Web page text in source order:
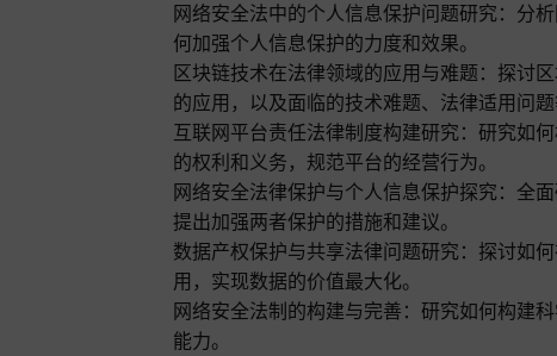
网络安全法中的个人信息保护问题研究：分
何加强个人信息保护的力度和效果。
区块链技术在法律领域的应用与难题：探讨
的应用，以及面临的技术难题、法律适用问题
互联网平台责任法律制度构建研究：研究如
的权利和义务，规范平台的经营行为。
网络安全法律保护与个人信息保护探究：全
提出加强两者保护的措施和建议。
数据产权保护与共享法律问题研究：探讨如
用，实现数据的价值最大化。
网络安全法制的构建与完善：研究如何构建
能力。